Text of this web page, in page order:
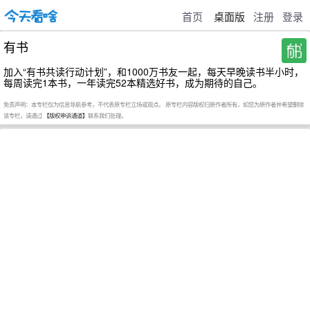
首页 桌面版 注册 登录
有书
加入“有书共读行动计划”，和1000万书友一起，每天早晚读书半小时，
每周读完1本书，一年读完52本精选好书，成为期待的自己。
免责声明：本专栏仅为信息导航参考，不代表原专栏立场或观点。 原专栏内容版权归原作者所有，如您为原作者并希望删除
该专栏，请通过 【版权申诉通道】 联系我们处理。